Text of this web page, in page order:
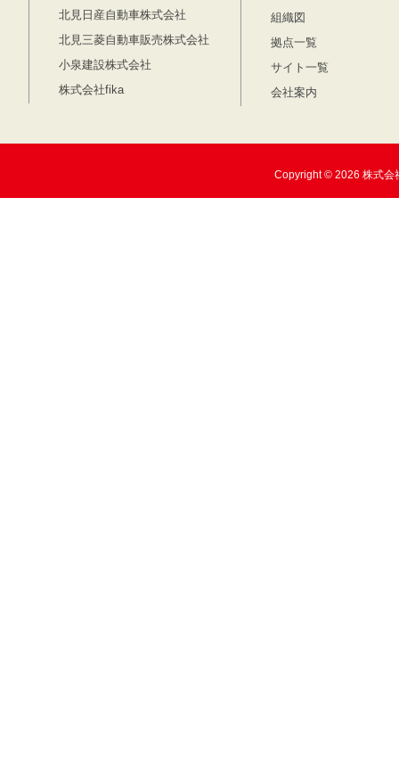
北見日産自動車株式会社
北見三菱自動車販売株式会社
小泉建設株式会社
株式会社fika
組織図
拠点一覧
サイト一覧
会社案内
Copyright © 2026 株式会